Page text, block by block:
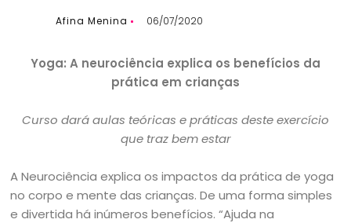
Afina Menina 06/07/2020
Yoga: A neurociência explica os benefícios da
prática em crianças
Curso dará aulas teóricas e práticas deste exercício
que traz bem estar
A Neurociência explica os impactos da prática de yoga
no corpo e mente das crianças. De uma forma simples
e divertida há inúmeros benefícios. “Ajuda na